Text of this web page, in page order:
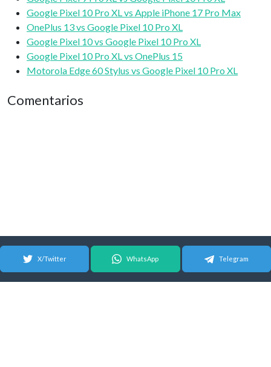
Google Pixel 10 Pro XL vs Apple iPhone 17 Pro Max
OnePlus 13 vs Google Pixel 10 Pro XL
Google Pixel 10 vs Google Pixel 10 Pro XL
Google Pixel 10 Pro XL vs OnePlus 15
Motorola Edge 60 Stylus vs Google Pixel 10 Pro XL
Comentarios
X/Twitter WhatsApp Telegram